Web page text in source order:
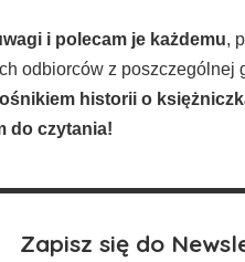
i polecam je każdemu,
odbiorców z poszczególnej
historii o
do czytania!
Zapisz się do